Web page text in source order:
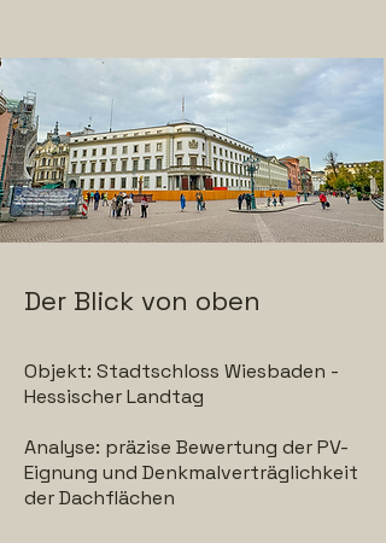
Der Blick von oben
Objekt: Stadtschloss Wiesbaden -
Hessischer Landtag
Analyse: präzise Bewertung der PV-
Eignung und Denkmalverträglichkeit
der Dachflächen